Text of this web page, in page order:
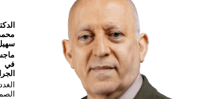
في